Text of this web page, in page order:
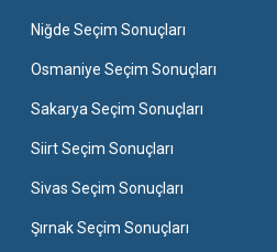
Niğde Seçim Sonuçları
Osmaniye Seçim Sonuçları
Sakarya Seçim Sonuçları
Siirt Seçim Sonuçları
Sivas Seçim Sonuçları
Şırnak Seçim Sonuçları